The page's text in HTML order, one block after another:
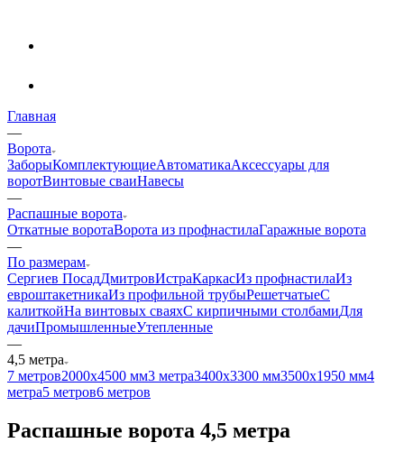
Главная
—
Ворота
ЗаборыКомплектующиеАвтоматикаАксессуары для
воротВинтовые сваиНавесы
—
Распашные ворота
Откатные воротаВорота из профнастилаГаражные ворота
—
По размерам
Сергиев ПосадДмитровИстраКаркасИз профнастилаИз
евроштакетникаИз профильной трубыРешетчатыеС
калиткойНа винтовых сваяхС кирпичными столбамиДля
дачиПромышленныеУтепленные
—
4,5 метра
7 метров2000х4500 мм3 метра3400х3300 мм3500х1950 мм4
метра5 метров6 метров
Распашные ворота 4,5 метра